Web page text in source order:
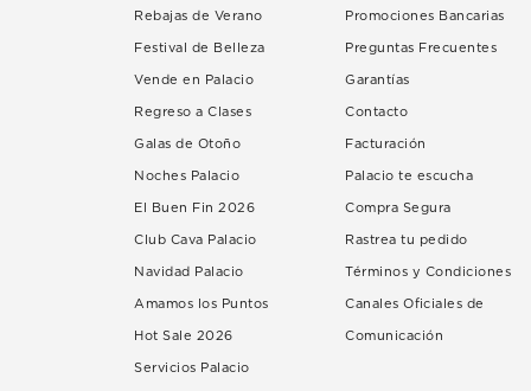
Rebajas de Verano
Festival de Belleza
Vende en Palacio
Regreso a Clases
Galas de Otoño
Noches Palacio
El Buen Fin 2026
Club Cava Palacio
Navidad Palacio
Amamos los Puntos
Hot Sale 2026
Servicios Palacio
Promociones Bancarias
Preguntas Frecuentes
Garantías
Contacto
Facturación
Palacio te escucha
Compra Segura
Rastrea tu pedido
Términos y Condiciones
Canales Oficiales de
Comunicación